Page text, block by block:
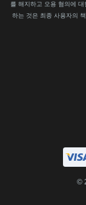
를 해지하고 오용 혐의에
하는 것은 최종 사용자의
©